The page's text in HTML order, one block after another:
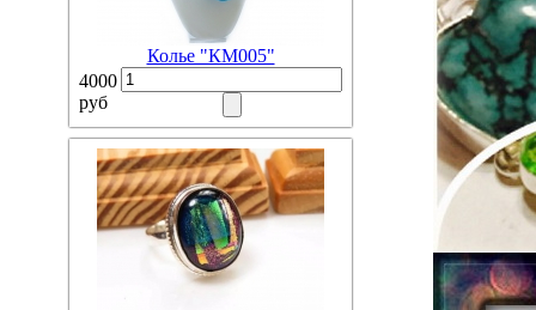
Колье "КМ005"
4000
руб